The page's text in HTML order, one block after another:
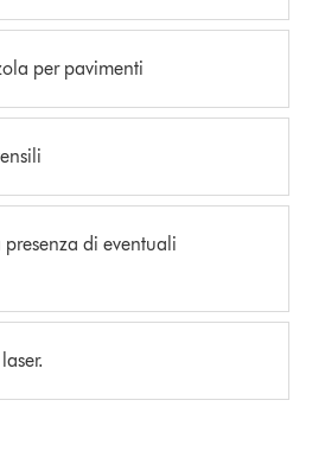
per pavimenti
di eventuali